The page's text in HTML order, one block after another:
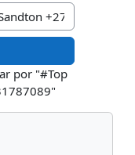
por "#Top